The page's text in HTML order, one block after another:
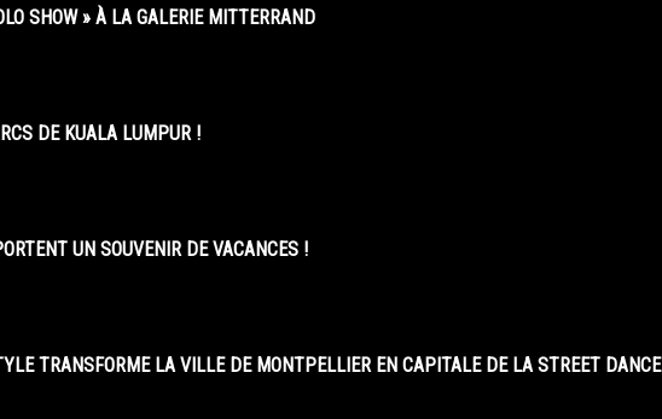
SHOW » À LA GALERIE MITTERRAND
DE KUALA LUMPUR !
UN SOUVENIR DE VACANCES !
TRANSFORME LA VILLE DE MONTPELLIER EN CAPITALE DE LA STREET DANCE